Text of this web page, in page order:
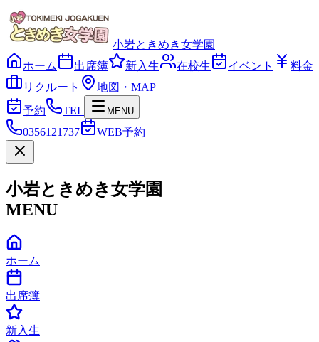
小岩ときめき女学園
ホーム
出席簿 新入生 在校生 イベント
料金
リクルート
地図・MAP
予約
TEL MENU
0356121737 WEB予約
小岩ときめき女学園
MENU
ホーム
出席簿
新入生